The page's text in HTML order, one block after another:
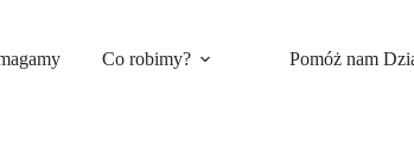
Co robimy? Pomóż nam